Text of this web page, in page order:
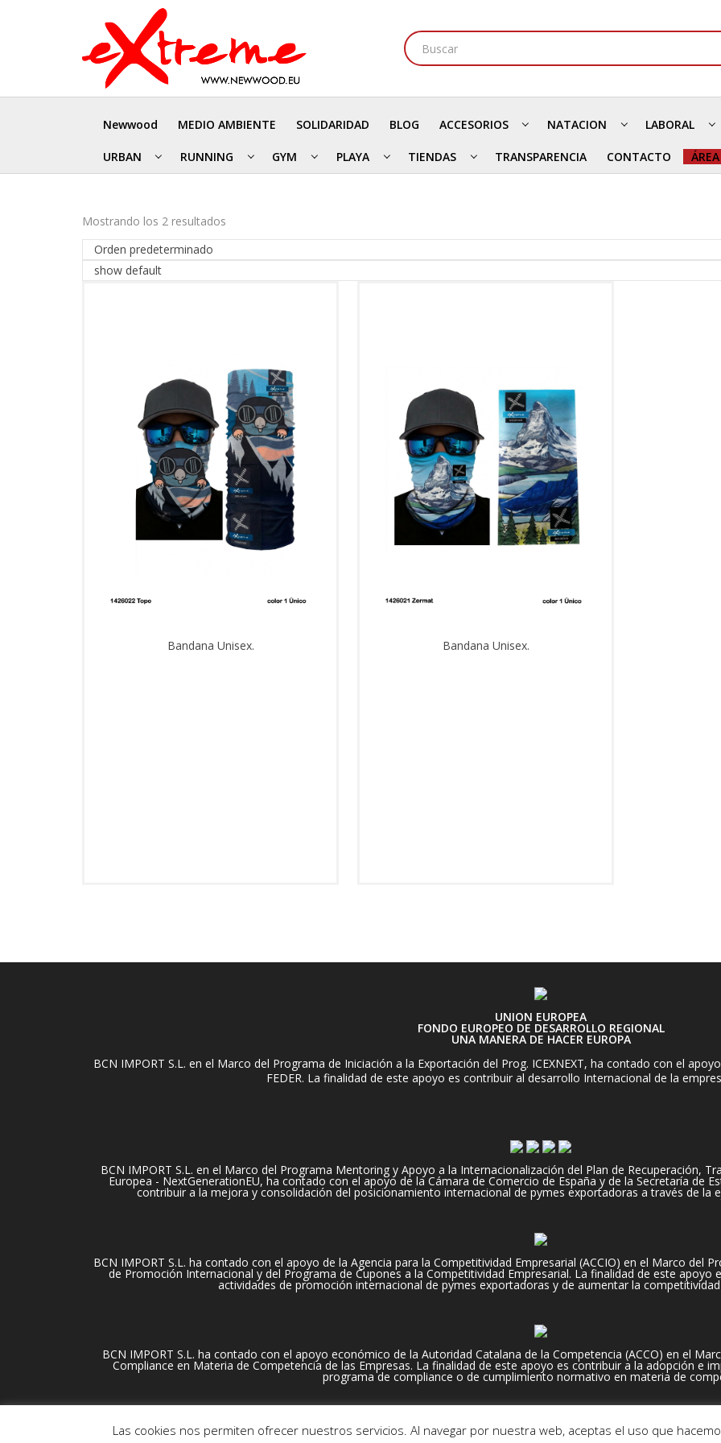
Newwood MEDIO AMBIENTE SOLIDARIDAD BLOG ACCESORIOS NATACION LABORAL
URBAN RUNNING GYM PLAYA TIENDAS TRANSPARENCIA CONTACTO
Mostrando los 2 resultados
Orden predeterminado
show default
Bandana Unisex. Bandana Unisex.
UNION EUROPEA
FONDO EUROPEO DE DESARROLLO REGIONAL
UNA MANERA DE HACER EUROPA
BCN IMPORT S.L. en el Marco del Programa de Iniciación a la Exportación del Prog. ICEXNEXT, ha contado con el
FEDER. La finalidad de este apoyo es contribuir al desarrollo Internacional de la
BCN IMPORT S.L. en el Marco del Programa Mentoring y Apoyo a la Internacionalización del Plan de Recuperación,
Europea - NextGenerationEU, ha contado con el apoyo de la Cámara de Comercio de España y de la Secretaría de
contribuir a la mejora y consolidación del posicionamiento internacional de pymes exportadoras a través de la
BCN IMPORT S.L. ha contado con el apoyo de la Agencia para la Competitividad Empresarial (ACCIO) en el Marco del
de Promoción Internacional y del Programa de Cupones a la Competitividad Empresarial. La finalidad de este apoyo
actividades de promoción internacional de pymes exportadoras y de aumentar la
BCN IMPORT S.L. ha contado con el apoyo económico de la Autoridad Catalana de la Competencia (ACCO) en el
Compliance en Materia de Competencia de las Empresas. La finalidad de este apoyo es contribuir a la adopción e
programa de compliance o de cumplimiento normativo en materia de
Las cookies nos permiten ofrecer nuestros servicios. Al navegar por nuestra web, aceptas el uso que